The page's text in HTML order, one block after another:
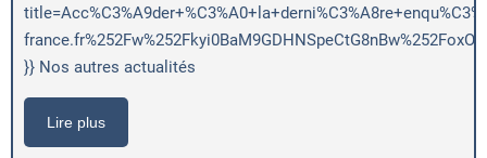
}} Nos autres actualités
Lire plus